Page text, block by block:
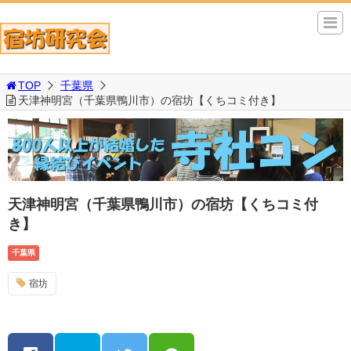
TOP
千葉県
天津神明宮（千葉県鴨川市）の宿坊【くちコミ付き】
天津神明宮（千葉県鴨川市）の宿坊【くちコミ付
き】
千葉県
宿坊